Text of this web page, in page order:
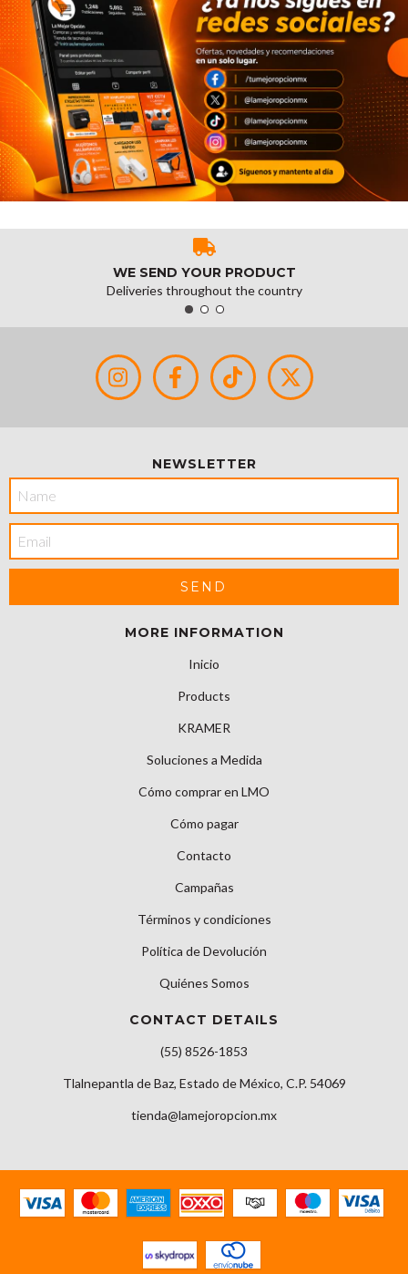
WE SEND YOUR PRODUCT
Deliveries throughout the country
NEWSLETTER
MORE INFORMATION
Inicio
Products
KRAMER
Soluciones a Medida
Cómo comprar en LMO
Cómo pagar
Contacto
Campañas
Términos y condiciones
Política de Devolución
Quiénes Somos
CONTACT DETAILS
(55) 8526-1853
Tlalnepantla de Baz, Estado de México, C.P. 54069
tienda@lamejoropcion.mx